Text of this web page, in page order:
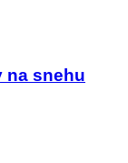
na snehu